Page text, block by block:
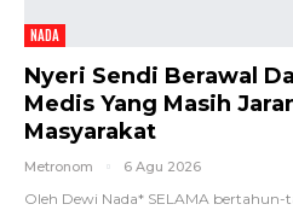
NADA
Nyeri Sendi Berawal
Medis Yang Masih
Masyarakat
Metronom 6 Agu 2026
Oleh Dewi Nada* SELAMA bertahun-